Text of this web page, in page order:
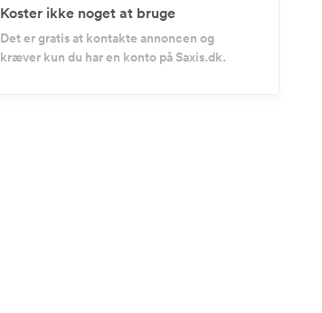
Koster ikke noget at bruge
Det er gratis at kontakte annoncen og
kræver kun du har en konto på Saxis.dk.